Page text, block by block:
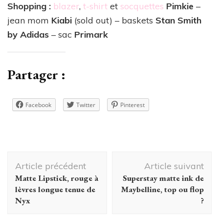
Shopping : blazer, t-shirt et socquettes Pimkie –
jean mom Kiabi (sold out) – baskets Stan Smith
by Adidas – sac Primark
Partager :
Facebook Twitter Pinterest
Navigation
d'article
Article précédent
Matte Lipstick, rouge à
lèvres longue tenue de
Nyx
Article suivant
Superstay matte ink de
Maybelline, top ou flop
?